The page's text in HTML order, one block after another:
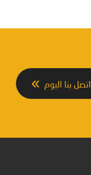
اتصل بنا اليوم